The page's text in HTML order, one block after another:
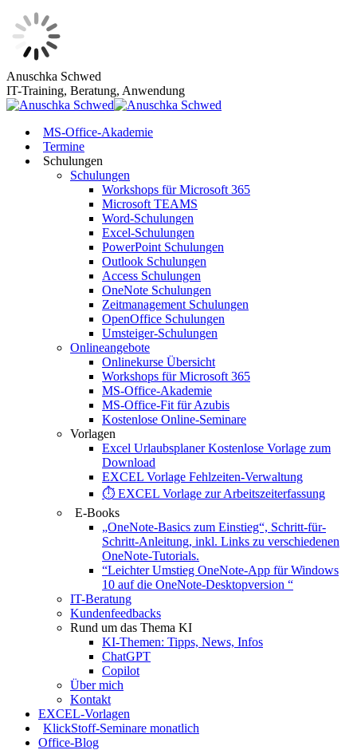
Zum
Inhalt
springen
Anuschka Schwed
IT-Training, Beratung, Anwendung
MS-Office-Akademie
Termine
Schulungen
Schulungen
Workshops für Microsoft 365
Microsoft TEAMS
Word-Schulungen
Excel-Schulungen
PowerPoint Schulungen
Outlook Schulungen
Access Schulungen
OneNote Schulungen
Zeitmanagement Schulungen
OpenOffice Schulungen
Umsteiger-Schulungen
Onlineangebote
Onlinekurse Übersicht
Workshops für Microsoft 365
MS-Office-Akademie
MS-Office-Fit für Azubis
Kostenlose Online-Seminare
Vorlagen
Excel Urlaubsplaner Kostenlose Vorlage zum
Download
EXCEL Vorlage Fehlzeiten-Verwaltung
⏱️ EXCEL Vorlage zur Arbeitszeiterfassung
E-Books
„OneNote-Basics zum Einstieg“, Schritt-für-
Schritt-Anleitung, inkl. Links zu verschiedenen
OneNote-Tutorials.
“Leichter Umstieg OneNote-App für Windows
10 auf die OneNote-Desktopversion “
IT-Beratung
Kundenfeedbacks
Rund um das Thema KI
KI-Themen: Tipps, News, Infos
ChatGPT
Copilot
Über mich
Kontakt
EXCEL-Vorlagen
KlickStoff-Seminare monatlich
Office-Blog